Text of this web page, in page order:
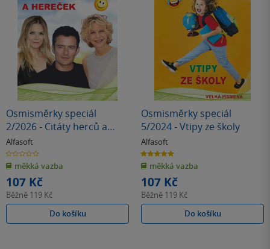
Osmisměrky speciál
2/2026 - Citáty herců a
hereček
Alfasoft
0.0
z
5
hvězdiček
měkká vazba
107 Kč
Běžně 119 Kč
Do košíku
Osmisměrky speciál
5/2024 - Vtipy ze školy
Alfasoft
5.0
z
5
hvězdiček
měkká vazba
107 Kč
Běžně 119 Kč
Do košíku